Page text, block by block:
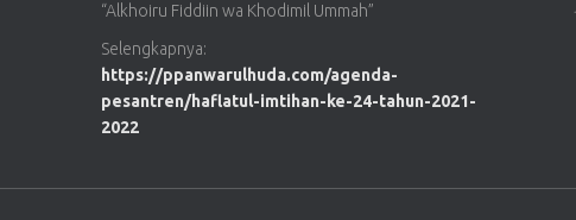
“Alkhoiru Fiddiin wa Khodimil Ummah”
Selengkapnya:
https://ppanwarulhuda.com/agenda-
pesantren/haflatul-imtihan-ke-24-tahun-2021-
2022